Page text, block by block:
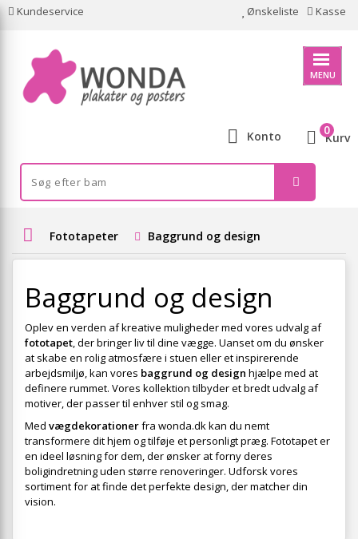
Kundeservice Ønskeliste Kasse
MENU
Konto Kurv
0
Fototapeter Baggrund og design
Baggrund og design
Oplev en verden af kreative muligheder med vores udvalg af
fototapet, der bringer liv til dine vægge. Uanset om du ønsker
at skabe en rolig atmosfære i stuen eller et inspirerende
arbejdsmiljø, kan vores baggrund og design hjælpe med at
definere rummet. Vores kollektion tilbyder et bredt udvalg af
motiver, der passer til enhver stil og smag.
Med vægdekorationerfra wonda.dk kan du nemt
transformere dit hjem og tilføje et personligt præg. Fototapet er
en ideel løsning for dem, der ønsker at forny deres
boligindretning uden større renoveringer. Udforsk vores
sortiment for at finde det perfekte design, der matcher din
vision.